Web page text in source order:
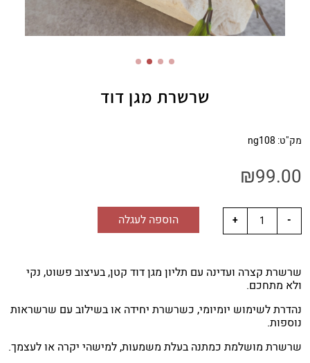
שרשרת מגן דוד
מק"ט: ng108
₪99.00
הוספה לעגלה
שרשרת קצרה ועדינה עם תליון מגן דוד קטן, בעיצוב פשוט, נקי
ולא מתחכם.
נהדרת לשימוש יומיומי, כשרשרת יחידה או בשילוב עם שרשראות
נוספות.
שרשרת מושלמת כמתנה בעלת משמעות, למישהי יקרה או לעצמך.